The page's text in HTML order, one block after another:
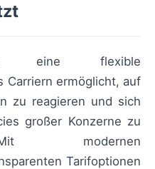
eine flexible
Carriern ermöglicht, auf
zu reagieren und sich
großer Konzerne zu
modernen
Tarifoptionen